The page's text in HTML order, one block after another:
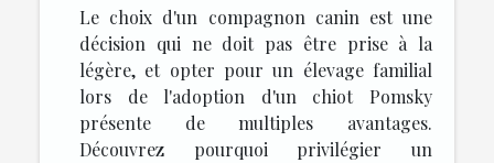
Le choix d'un compagnon canin est une
décision qui ne doit pas être prise à la
légère, et opter pour un élevage familial
lors de l'adoption d'un chiot Pomsky
présente de multiples avantages.
Découvrez pourquoi privilégier un